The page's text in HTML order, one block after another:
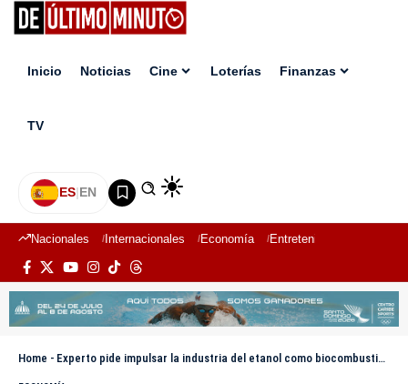
Inicio Noticias Cine Loterías Finanzas
TV
ES|EN
Nacionales Internacionales Economía Entretenimiento
Home - Experto pide impulsar la industria del etanol como biocombustible en RD